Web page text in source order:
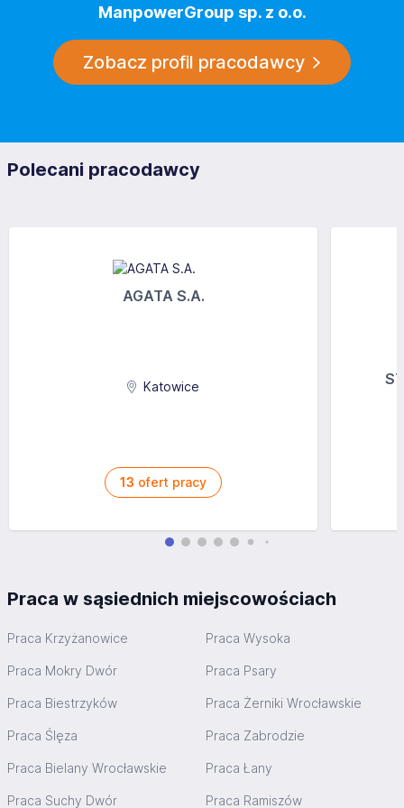
ManpowerGroup sp. z o.o.
Zobacz profil pracodawcy
Polecani pracodawcy
AGATA S.A.
Katowice
13 ofert pracy
Praca w sąsiednich miejscowościach
Praca Krzyżanowice Praca Wysoka
Praca Mokry Dwór Praca Psary
Praca Biestrzyków Praca Żerniki Wrocławskie
Praca Ślęza Praca Zabrodzie
Praca Bielany Wrocławskie Praca Łany
Praca Suchy Dwór Praca Ramiszów